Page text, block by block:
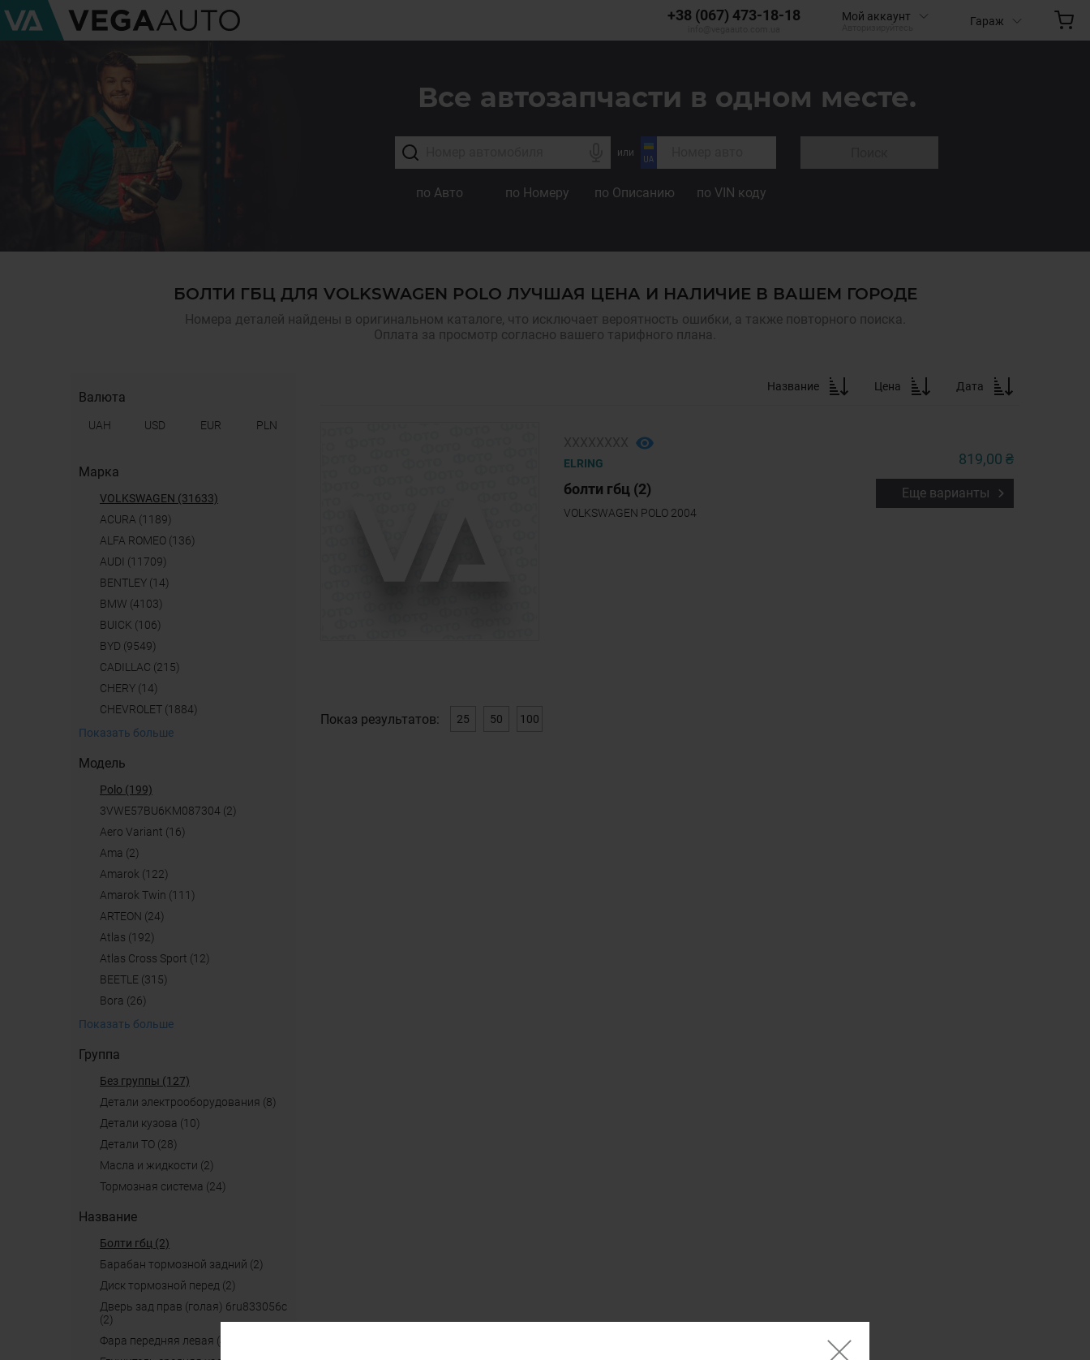
+38 (067) 473-18-18 Мой аккаунт Гараж
Все автозапчасти в одном месте.
или
по Авто по Номеру по Описанию по VIN коду
БОЛТИ ГБЦ ДЛЯ VOLKSWAGEN POLO ЛУЧШАЯ ЦЕНА И НАЛИЧИЕ В ВАШЕМ ГОРОДЕ
Номера деталей найдены в оригинальном каталоге, что исключает вероятность ошибки, а также повторного поиска.
Оплата за просмотр согласно вашего тарифного плана.
Валюта
UAH USD EUR PLN
Марка
VOLKSWAGEN (31633)
ACURA (1189)
ALFA ROMEO (136)
AUDI (11709)
BENTLEY (14)
BMW (4103)
BUICK (106)
BYD (9549)
CADILLAC (215)
CHERY (14)
CHEVROLET (1884)
Показать больше
Модель
polo (199)
3VWE57BU6KM087304 (2)
Aero Variant (16)
ama (2)
Amarok (122)
Amarok Twin (111)
ARTEON (24)
Atlas (192)
Atlas Cross Sport (12)
BEETLE (315)
Bora (26)
Показать больше
Группа
Без группы (127)
детали электрооборудования (8)
детали кузова (10)
детали ТО (28)
масла и жидкости (2)
тормозная система (24)
Название
болти гбц (2)
барабан тормозной задний (2)
диск тормозной перед (2)
дверь зад прав (голая) 6ru833056c
(2)
фара передняя левая (4)
Название Цена Дата
ELRING
болти гбц (2)
VOLKSWAGEN POLO 2004
819,00 ₴
Еще варианты
Показ результатов: 25 50 100